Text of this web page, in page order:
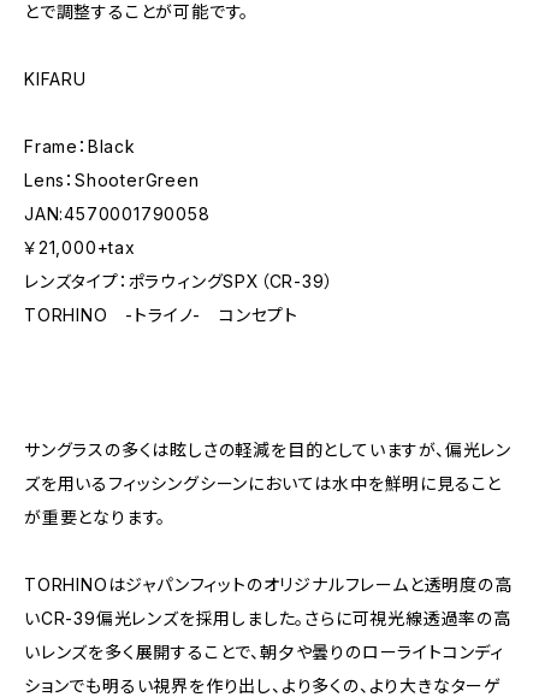
とで調整することが可能です。
KIFARU
Frame：Black
Lens：ShooterGreen
JAN:4570001790058
￥21,000+tax
レンズタイプ：ポラウィングSPX（CR-39）
TORHINO -トライノ- コンセプト
サングラスの多くは眩しさの軽減を目的としていますが、偏光レン
ズを用いるフィッシングシーンにおいては水中を鮮明に見ること
が重要となります。
TORHINOはジャパンフィットのオリジナルフレームと透明度の高
いCR-39偏光レンズを採用しました。さらに可視光線透過率の高
いレンズを多く展開することで、朝夕や曇りのローライトコンディ
ションでも明るい視界を作り出し、より多くの、より大きなターゲ